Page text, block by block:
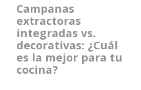
Campanas
extractoras
integradas vs.
decorativas: ¿Cuál
es la mejor para tu
cocina?